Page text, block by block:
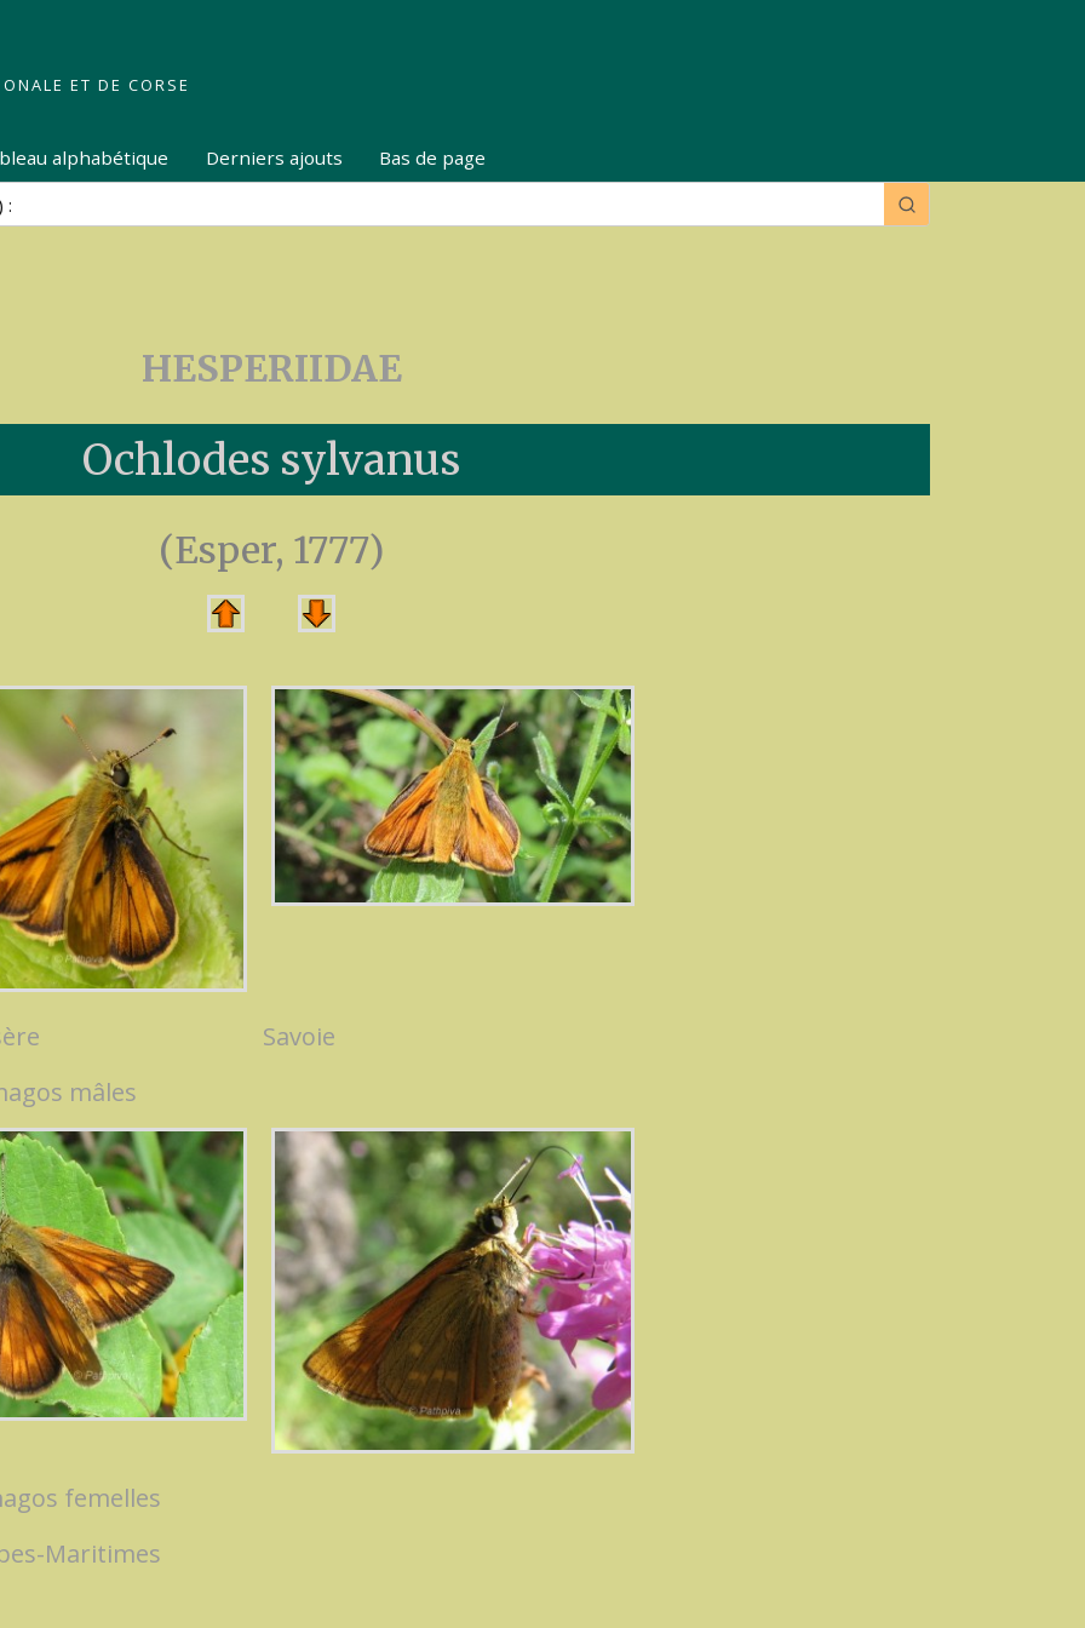
ET DE CORSE
alphabétique Derniers ajouts Bas de page
HESPERIIDAE
Ochlodes sylvanus
(Esper, 1777)
Savoie
mâles
femelles
Maritimes